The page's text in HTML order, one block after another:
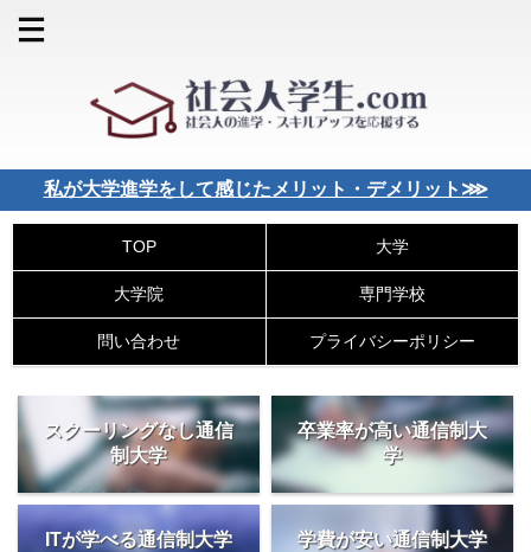
私が大学進学をして感じたメリット・デメリット⋙
TOP 大学
大学院 専門学校
問い合わせ プライバシーポリシー
スクーリングなし通信
制大学
卒業率が高い通信制大
学
ITが学べる通信制大学 学費が安い通信制大学